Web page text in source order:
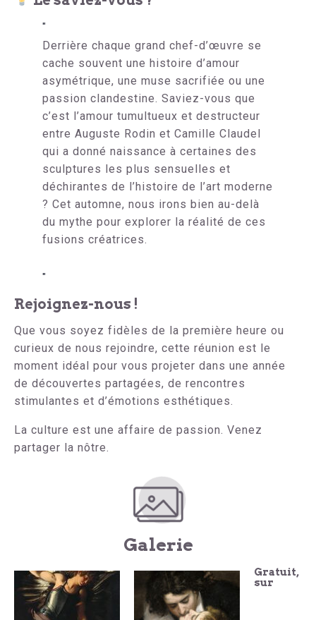
Derrière chaque grand chef-d’œuvre se
cache souvent une histoire d’amour
asymétrique, une muse sacrifiée ou une
passion clandestine. Saviez-vous que
c’est l’amour tumultueux et destructeur
entre Auguste Rodin et Camille Claudel
qui a donné naissance à certaines des
sculptures les plus sensuelles et
déchirantes de l’histoire de l’art moderne
? Cet automne, nous irons bien au-delà
du mythe pour explorer la réalité de ces
fusions créatrices.
Rejoignez-nous !
Que vous soyez fidèles de la première heure ou
curieux de nous rejoindre, cette réunion est le
moment idéal pour vous projeter dans une année
de découvertes partagées, de rencontres
stimulantes et d’émotions esthétiques.
La culture est une affaire de passion. Venez
partager la nôtre.
Galerie
Gratuit,
sur